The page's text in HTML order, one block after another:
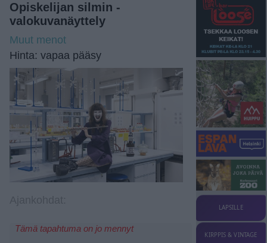
Opiskelijan silmin -
valokuvanäyttely
Muut menot
Hinta: vapaa pääsy
Tämä tapahtuma on jo mennyt
LAPSILLE
KIRPPIS & VINTAGE